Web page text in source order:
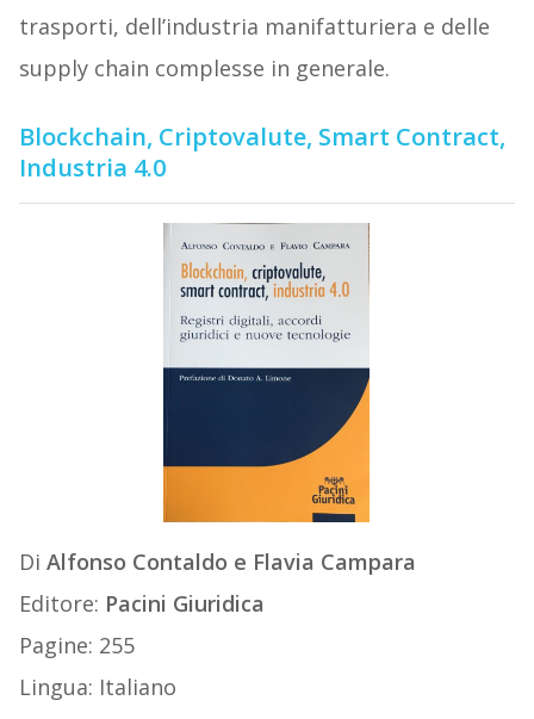
trasporti, dell’industria manifatturiera e delle
supply chain complesse in generale.
Blockchain, Criptovalute, Smart Contract,
Industria 4.0
Di Alfonso Contaldo e Flavia Campara
Editore: Pacini Giuridica
Pagine: 255
Lingua: Italiano